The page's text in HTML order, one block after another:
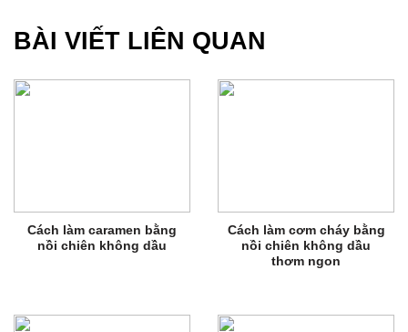
BÀI VIẾT LIÊN QUAN
Cách làm caramen bằng
nồi chiên không dầu
Cách làm cơm cháy bằng
nồi chiên không dầu
thơm ngon